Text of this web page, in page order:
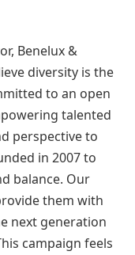
Benelux &
diversity is the
to an open
talented
perspective to
in 2007 to
balance. Our
them with
next generation
campaign feels